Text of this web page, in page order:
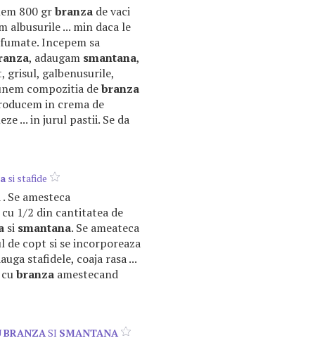
800 grbranza de vaci
albusurile ... min daca le
Incepem sa
, adaugam smantana,
grisul, galbenusurile,
compozitia debranza
in crema de
... in jurul pastii. Se da
si stafide
Se amesteca
1/2 din cantitatea de
si smantana. Se ameateca
de copt si se incorporeaza
stafidele, coaja rasa ...
branza amestecand
BRANZASI SMANTANA